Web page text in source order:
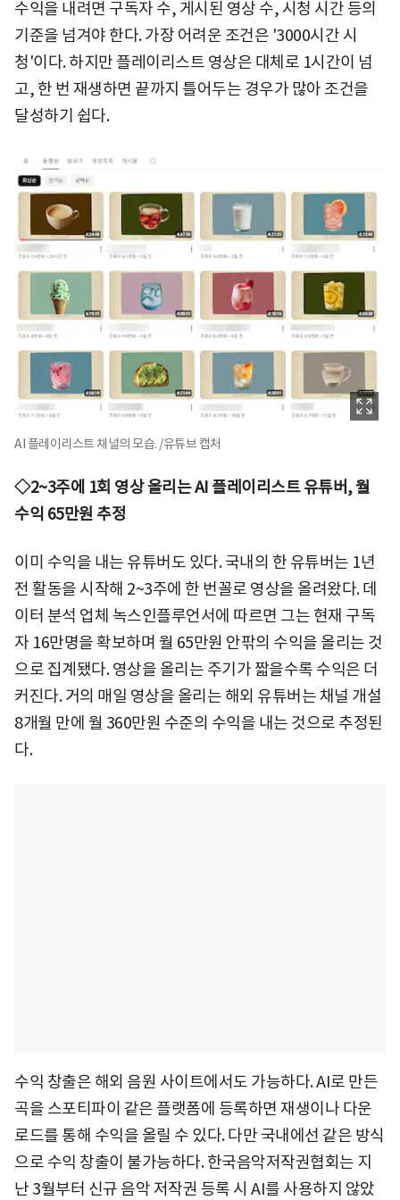
수익을 내려면 구독자 수, 게시된 영상 수, 시청 시간 등의
기준을 넘겨야 한다. 가장 어려운 조건은 '3000시간 시
청'이다. 하지만 플레이리스트 영상은 대체로 1시간이 넘
고, 한 번 재생하면 끝까지 틀어두는 경우가 많아 조건을
달성하기 쉽다.
AI 플레이리스트 채널의 모습. /유튜브 캡처
◇2~3주에 1회 영상 올리는 AI 플레이리스트 유튜버, 월
수익 65만원 추정
이미 수익을 내는 유튜버도 있다. 국내의 한 유튜버는 1년
전 활동을 시작해 2~3주에 한 번꼴로 영상을 올려왔다. 데
이터 분석 업체 녹스인플루언서에 따르면 그는 현재 구독
자 16만명을 확보하며 월 65만원 안팎의 수익을 올리는 것
으로 집계됐다. 영상을 올리는 주기가 짧을수록 수익은 더
커진다. 거의 매일 영상을 올리는 해외 유튜버는 채널 개설
8개월 만에 월 360만원 수준의 수익을 내는 것으로 추정된
다.
수익 창출은 해외 음원 사이트에서도 가능하다. AI로 만든
곡을 스포티파이 같은 플랫폼에 등록하면 재생이나 다운
로드를 통해 수익을 올릴 수 있다. 다만 국내에선 같은 방식
으로 수익 창출이 불가능하다. 한국음악저작권협회는 지
난 3월부터 신규 음악 저작권 등록 시 AI를 사용하지 않았